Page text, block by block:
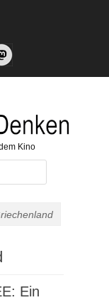
Kino
Ein